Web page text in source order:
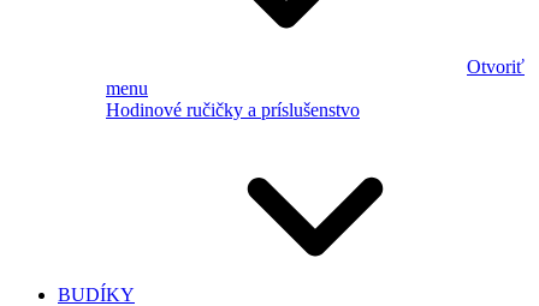
Otvoriť
menu
Hodinové ručičky a príslušenstvo
BUDÍKY